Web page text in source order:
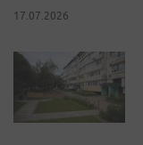
17.07.2026